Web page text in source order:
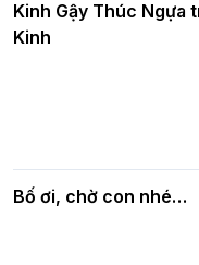
kính mừng Đại lễ Phật
DL.2026
nhân mùa Phật đản
và
quả
Kinh Gậy Thúc Ngựa
Kinh
Bố ơi, chờ con nhé…